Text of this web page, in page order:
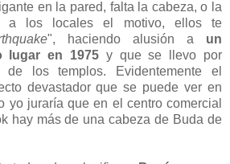
en la pared, falta la cabeza, o la
a los locales el motivo, ellos te
", haciendo alusión a un
lugar en 1975 y que se llevo por
de los templos. Evidentemente el
devastador que se puede ver en
yo juraría que en el centro comercial
hay más de una cabeza de Buda de